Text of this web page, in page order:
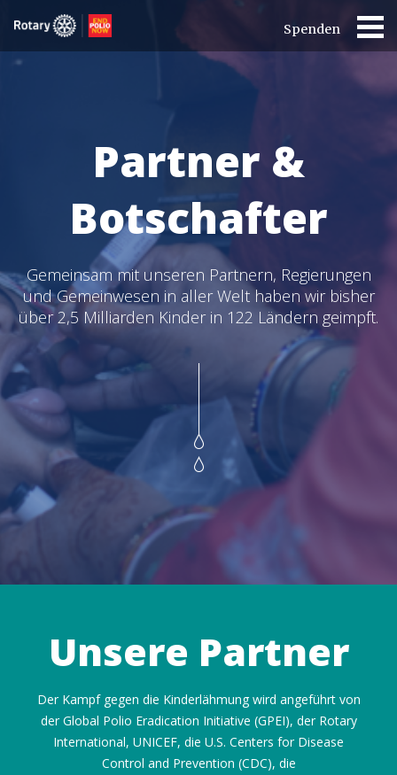
Spenden
Partner &
Botschafter
Gemeinsam mit unseren Partnern, Regierungen
und Gemeinwesen in aller Welt haben wir bisher
über 2,5 Milliarden Kinder in 122 Ländern geimpft.
Unsere Partner
Der Kampf gegen die Kinderlähmung wird angeführt von
der Global Polio Eradication Initiative (GPEI), der Rotary
International, UNICEF, die U.S. Centers for Disease
Control and Prevention (CDC), die